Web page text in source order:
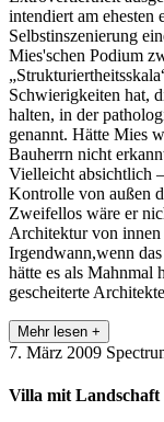
intendiert am ehesten
Selbstinszenierung
Mies'schen Podium
Schwierigkeiten hat,
halten, in der
genannt. Hätte Mies
Bauherrn nicht
Vielleicht absichtlich
Kontrolle von außen
Zweifellos wäre er
Architektur von
Irgendwann,wenn
hätte es als Mahnmal
gescheiterte
Mehr lesen +
7. März 2009
Villa mit Landschaft